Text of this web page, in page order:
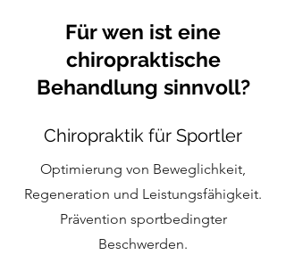
Für wen ist eine
chiropraktische
Behandlung sinnvoll?
Chiropraktik für Sportler
Optimierung von Beweglichkeit,
Regeneration und Leistungsfähigkeit.
Prävention sportbedingter
Beschwerden.